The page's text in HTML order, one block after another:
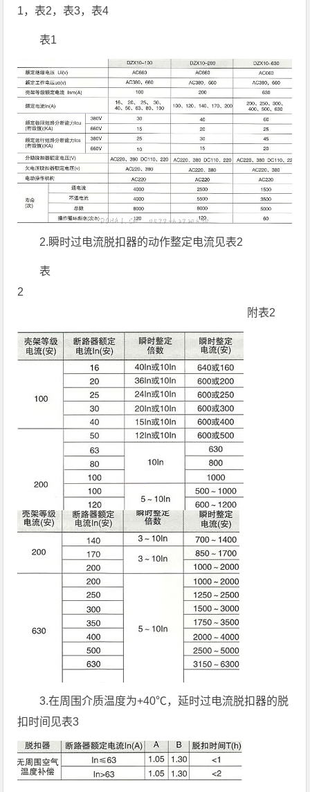
1，表2，表3，表4
表1
2.瞬时过电流脱扣器的动作整定电流见表2
表
2
附表2
3.在周围介质温度为+40℃，延时过电流脱扣器的脱
扣时间见表3